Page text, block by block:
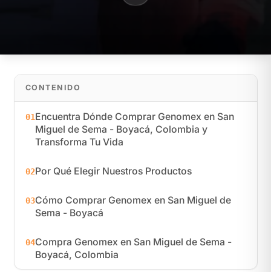
CONTENIDO
01Encuentra Dónde Comprar Genomex en San
Miguel de Sema - Boyacá, Colombia y
Transforma Tu Vida
02Por Qué Elegir Nuestros Productos
03Cómo Comprar Genomex en San Miguel de
Sema - Boyacá
04Compra Genomex en San Miguel de Sema -
Boyacá, Colombia